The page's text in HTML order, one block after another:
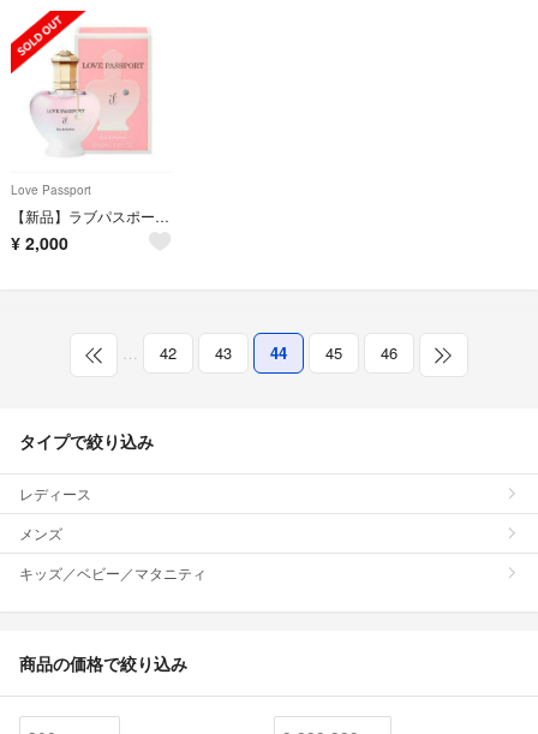
Love Passport
【新品】ラブパスポート♡イット
¥ 2,000
… 42 43 44 45 46
タイプで絞り込み
レディース
メンズ
キッズ／ベビー／マタニティ
商品の価格で絞り込み